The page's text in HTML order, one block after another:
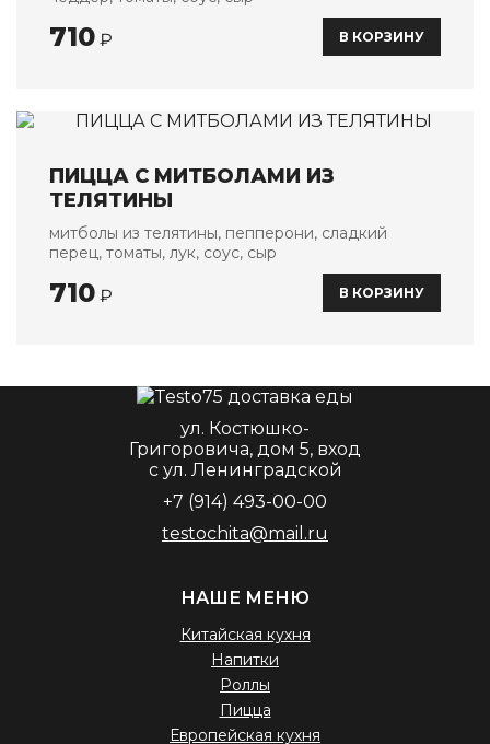
710 ₽ В КОРЗИНУ
ПИЦЦА С МИТБОЛАМИ ИЗ
ТЕЛЯТИНЫ
митболы из телятины, пепперони, сладкий
перец, томаты, лук, соус, сыр
710 ₽ В КОРЗИНУ
ул. Костюшко-
Григоровича, дом 5, вход
с ул. Ленинградской
+7 (914) 493-00-00
testochita@mail.ru
НАШЕ МЕНЮ
Китайская кухня
Напитки
Роллы
Пицца
Европейская кухня